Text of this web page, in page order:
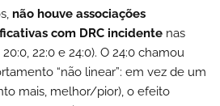
não houve associações
com DRC incidente nas
22:0 e 24:0). O 24:0 chamou
“não linear”: em vez de um
mais, melhor/pior), o efeito